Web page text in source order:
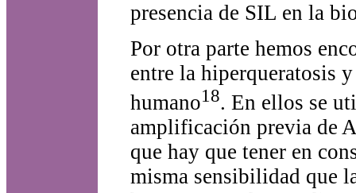
presencia de SIL en la
Por otra parte hemos
entre la hiperqueratosis
humano18. En ellos se
amplificación previa de
que hay que tener en
misma sensibilidad que